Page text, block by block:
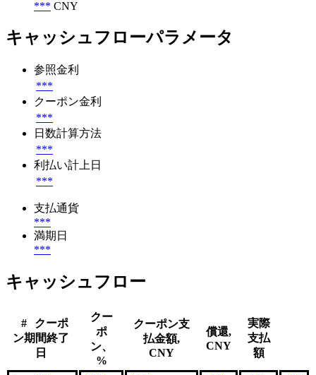
*** CNY
キャッシュフローパラメータ
参照金利
***
クーポン金利
***
日数計算方法
***
利払い計上日
***
支払通貨
***
満期日
***
キャッシュフロー
#
クーポ
ン期間終了
日
クー
ポ
ン、
%
クーポン支
払金額,
CNY
償還,
CNY
実際
支払
額